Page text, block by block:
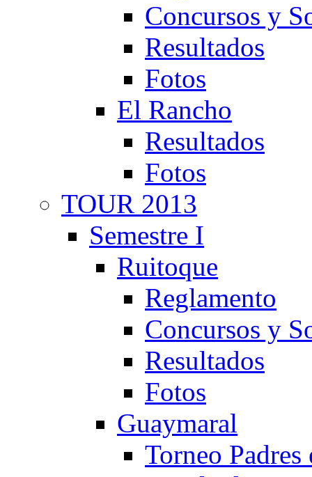
Concursos y
Resultados
Fotos
El Rancho
Resultados
Fotos
TOUR 2013
Semestre I
Ruitoque
Reglamento
Concursos y
Resultados
Fotos
Guaymaral
Torneo